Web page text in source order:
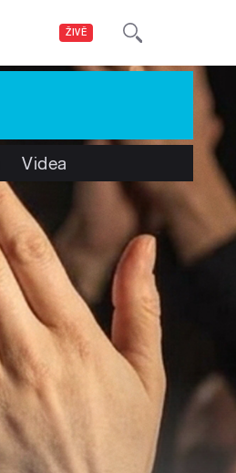
ŽIVĚ
Videa